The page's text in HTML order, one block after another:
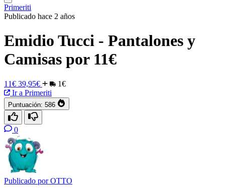
Primeriti
Publicado hace 2 años
Emidio Tucci - Pantalones y
Camisas por 11€
11€ 39,95€
1€
Ir a Primeriti
Puntuación: 586
0
Publicado porOTTO